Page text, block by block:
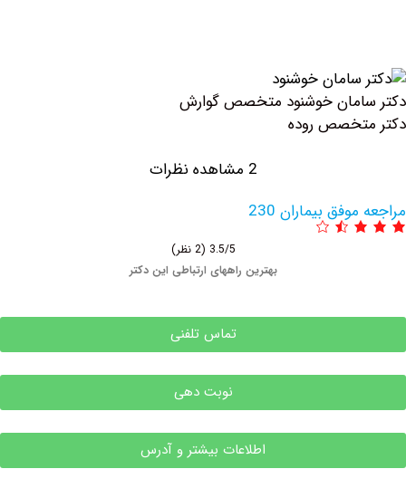
خوشنود متخصص گوارش
روده
بیماران 230
بهترین راههای ارتباطی این دکتر
تماس تلفنی
نوبت دهی
اطلاعات بیشتر و آدرس